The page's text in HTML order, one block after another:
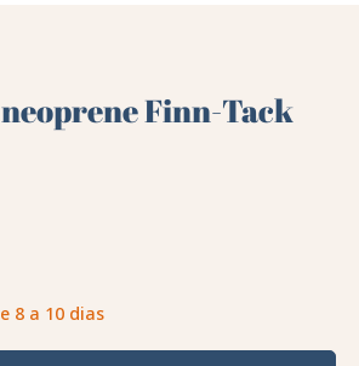
Finn-Tack
8 a 10 dias